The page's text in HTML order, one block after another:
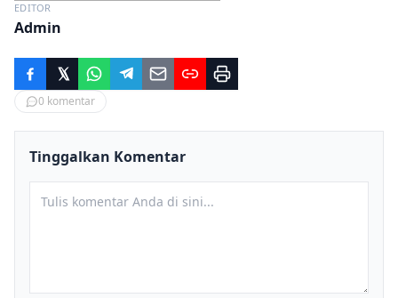
EDITOR
Admin
0 komentar
Tinggalkan Komentar